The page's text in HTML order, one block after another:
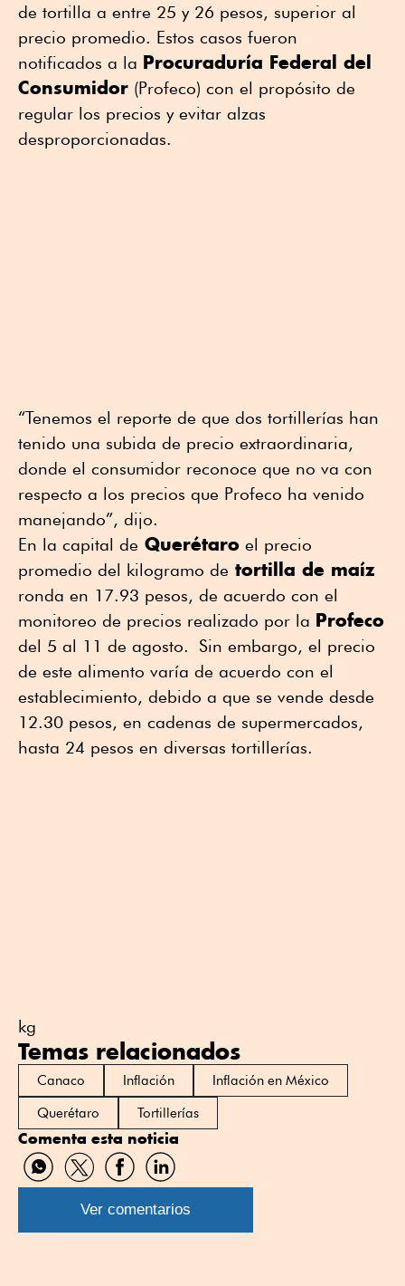
de tortilla a entre 25 y 26 pesos, superior al
precio promedio. Estos casos fueron
notificados a la Procuraduría Federal del
Consumidor (Profeco) con el propósito de
regular los precios y evitar alzas
desproporcionadas.
“Tenemos el reporte de que dos tortillerías han
tenido una subida de precio extraordinaria,
donde el consumidor reconoce que no va con
respecto a los precios que Profeco ha venido
manejando”, dijo.
En la capital de Querétaro el precio
promedio del kilogramo de tortilla de maíz
ronda en 17.93 pesos, de acuerdo con el
monitoreo de precios realizado por la Profeco
del 5 al 11 de agosto. Sin embargo, el precio
de este alimento varía de acuerdo con el
establecimiento, debido a que se vende desde
12.30 pesos, en cadenas de supermercados,
hasta 24 pesos en diversas tortillerías.
kg
Temas relacionados
Canaco Inflación
Inflación en México
Querétaro
Tortillerías
Comenta esta noticia
Compartir
por
WhatsApp
Compartir
por
Twitter
Compartir
por
Facebook
Compartir
por
Linkedin
Ver comentarios